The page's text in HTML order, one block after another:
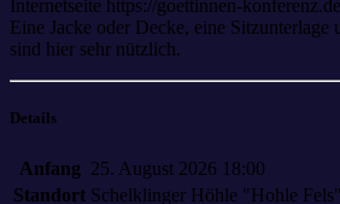
Internetseite https://goettinnen-
Eine Jacke oder Decke, eine Sitzunterlage
sind hier sehr nützlich.
Details
Anfang 25. August 2026 18:00
Standort Schelklinger Höhle "Hohle Fels"